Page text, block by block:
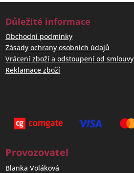
Důležité informace
Obchodní podmínky
Zásady ochrany osobních údajů
Vrácení zboží a odstoupení od smlouvy
Reklamace zboží
Provozovatel
Blanka Voláková